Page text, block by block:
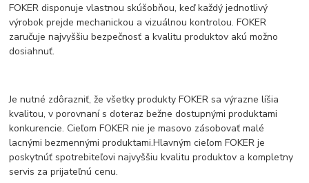
FOKER disponuje vlastnou skúšobňou, keď každý jednotlivý
výrobok prejde mechanickou a vizuálnou kontrolou. FOKER
zaručuje najvyššiu bezpečnosť a kvalitu produktov akú možno
dosiahnuť.
Je nutné zdôrazniť, že všetky produkty FOKER sa výrazne líšia
kvalitou, v porovnaní s doteraz bežne dostupnými produktami
konkurencie. Cieľom FOKER nie je masovo zásobovať malé
lacnými bezmennými produktami.Hlavným cieľom FOKER je
poskytnúť spotrebiteľovi najvyššiu kvalitu produktov a kompletny
servis za prijateľnú cenu.